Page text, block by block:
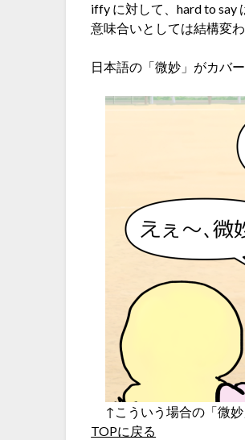
iffy に対して、hard to say
意味合いとしては結構変わ
日本語の「微妙」がカバ
↑こういう場合の「微妙
TOPに戻る